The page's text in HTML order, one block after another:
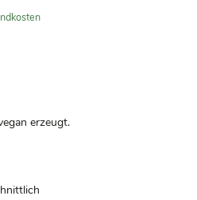
erzeugt.